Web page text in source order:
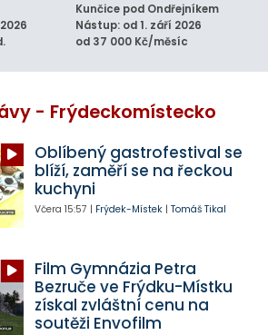
Kunčice pod Ondřejníkem
Nástup: od 1. září 2026
od 37 000 Kč/měsíc
- Frýdeckomístecko
Oblíbený gastrofestival se
blíží, zaměří se na řeckou
kuchyni
Včera 15:57 | Frýdek-Místek| Tomáš Tikal
Film Gymnázia Petra
Bezruče ve Frýdku-Místku
získal zvláštní cenu na
soutěži Envofilm